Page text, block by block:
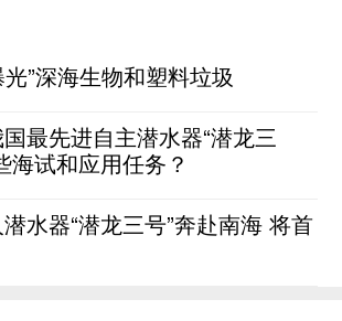
光”深海生物和塑料垃圾
最先进自主潜水器“潜龙三
海试和应用任务？
水器“潜龙三号”奔赴南海 将首